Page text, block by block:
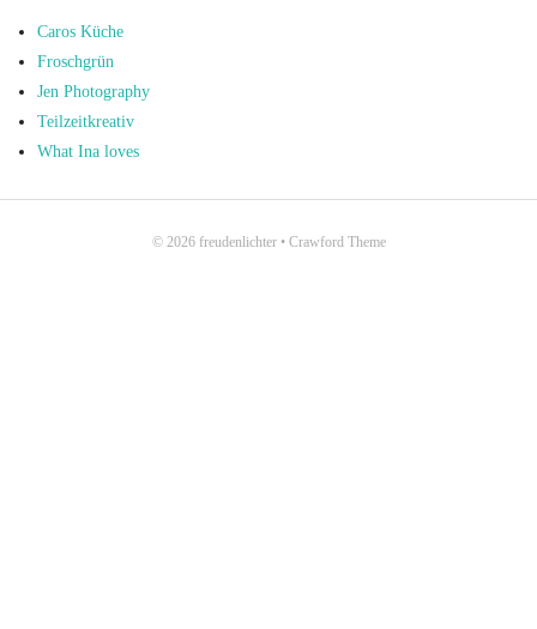
Caros Küche
Froschgrün
Jen Photography
Teilzeitkreativ
What Ina loves
© 2026 freudenlichter• Crawford Theme